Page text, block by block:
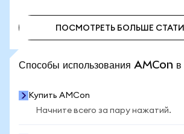
ПОСМОТРЕТЬ БОЛЬШЕ
Способы использования AMCon
Купить AMCon
Начните всего за пару нажатий.